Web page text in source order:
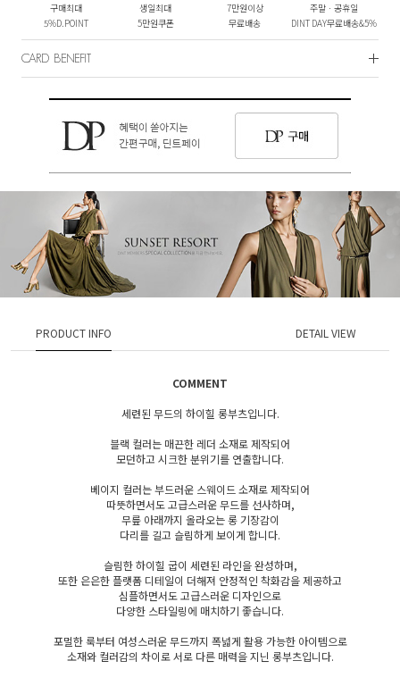
구매최대
5%D.POINT
생일최대
5만원쿠폰
7만원이상
무료배송
주말ㆍ공휴일
DINT DAY무료배송&5%
CARD BENEFIT
PRODUCT INFO DETAIL VIEW
COMMENT
세련된 무드의 하이힐 롱부츠입니다.
블랙 컬러는 매끈한 레더 소재로 제작되어
모던하고 시크한 분위기를 연출합니다.
베이지 컬러는 부드러운 스웨이드 소재로 제작되어
따뜻하면서도 고급스러운 무드를 선사하며,
무릎 아래까지 올라오는 롱 기장감이
다리를 길고 슬림하게 보이게 합니다.
슬림한 하이힐 굽이 세련된 라인을 완성하며,
또한 은은한 플랫폼 디테일이 더해져 안정적인 착화감을 제공하고
심플하면서도 고급스러운 디자인으로
다양한 스타일링에 매치하기 좋습니다.
포멀한 룩부터 여성스러운 무드까지 폭넓게 활용 가능한 아이템으로
소재와 컬러감의 차이로 서로 다른 매력을 지닌 롱부츠입니다.